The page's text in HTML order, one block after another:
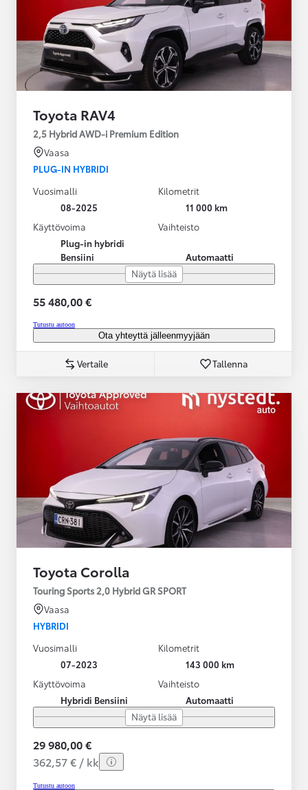
Toyota RAV4
2,5 Hybrid AWD-i Premium Edition
Vaasa
PLUG-IN HYBRIDI
Vuosimalli
08-2025
Kilometrit
11 000 km
Käyttövoima
Plug-in hybridi
Bensiini
Vaihteisto
Automaatti
Näytä lisää
55 480,00 €
Tutustu autoon
Ota yhteyttä jälleenmyyjään
Vertaile Tallenna
Toyota Corolla
Touring Sports 2,0 Hybrid GR SPORT
Vaasa
HYBRIDI
Vuosimalli
07-2023
Kilometrit
143 000 km
Käyttövoima
Hybridi Bensiini
Vaihteisto
Automaatti
Näytä lisää
29 980,00 €
362,57 € / kk
Tutustu autoon